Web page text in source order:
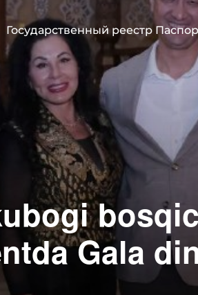
Государственный реестр
Gala